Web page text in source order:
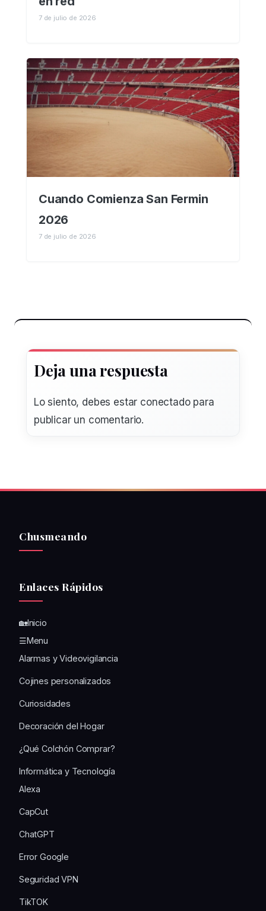
7 de julio de 2026
Cuando Comienza San Fermin
2026
7 de julio de 2026
Deja una respuesta
Lo siento, debes estar conectadopara
publicar un comentario.
Chusmeando
Enlaces Rápidos
🏡Inicio
☰Menu
Alarmas y Videovigilancia
Cojines personalizados
Curiosidades
Decoración del Hogar
¿Qué Colchón Comprar?
Informática y Tecnología
Alexa
CapCut
ChatGPT
Error Google
Seguridad VPN
TikTOK